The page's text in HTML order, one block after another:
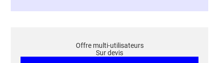
Offre multi-utilisateurs
Sur devis